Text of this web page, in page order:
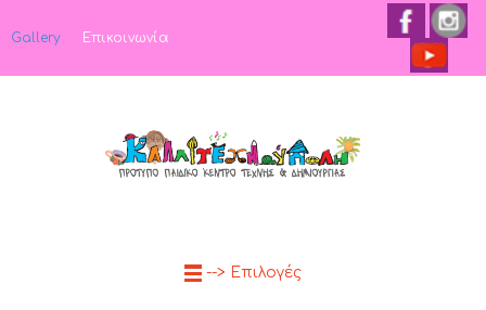
Gallery Επικοινωνία
--> Επιλογές